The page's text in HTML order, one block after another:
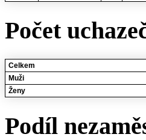
Počet
Celkem
Muži
Ženy
Podíl